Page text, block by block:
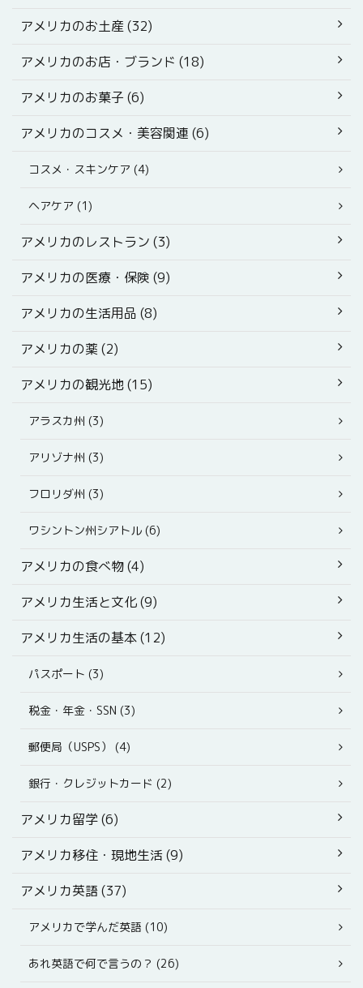
アメリカのお土産 (32)
アメリカのお店・ブランド (18)
アメリカのお菓子 (6)
アメリカのコスメ・美容関連 (6)
コスメ・スキンケア (4)
ヘアケア (1)
アメリカのレストラン (3)
アメリカの医療・保険 (9)
アメリカの生活用品 (8)
アメリカの薬 (2)
アメリカの観光地 (15)
アラスカ州 (3)
アリゾナ州 (3)
フロリダ州 (3)
ワシントン州シアトル (6)
アメリカの食べ物 (4)
アメリカ生活と文化 (9)
アメリカ生活の基本 (12)
パスポート (3)
税金・年金・SSN (3)
郵便局（USPS） (4)
銀行・クレジットカード (2)
アメリカ留学 (6)
アメリカ移住・現地生活 (9)
アメリカ英語 (37)
アメリカで学んだ英語 (10)
あれ英語で何で言うの？ (26)